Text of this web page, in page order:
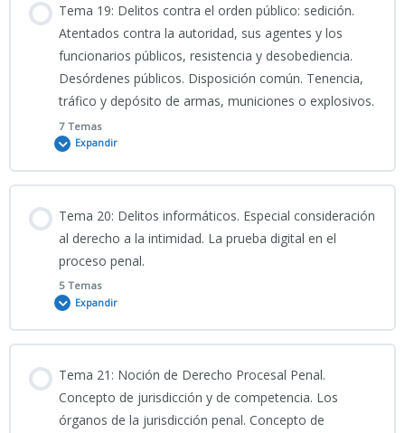
TEMA 16 CNP
Test Tema 16 CNP (I)_PARTE I: Conceptos fundamentales y
estructura del tema
Test Tema 16 CNP (II)_PARTE II: Contenidos específicos y
referencias normativas
Test Tema 16 CNP (III)_PARTE III: Enfoque temático especifico
(Crímenes sexuales y trata)
17-PRESENTACIÓN-
Derecho_Penal_Delitos_Contra_las_Personas_y_la_Libertad_Sexual_
PORTADA 17
0% COMPLETADO 0/6 Pasos
Clase grabada_21_04_2026_TEMA 18 CNP
PORTADA 18
18-INFO-
TEMA 18 CNP_2026_. Delitos contra el patrimonio y el orden
socioeconómico. Hurto, robo. Robo y hurto de uso de
vehículos.
18-PRESENTACIÓN-
Delitos_Patrimonio_y_Orden_Socioeconómico
Tema 19: Delitos contra el orden público: sedición.
Atentados contra la autoridad, sus agentes y los
funcionarios públicos, resistencia y desobediencia.
Desórdenes públicos. Disposición común. Tenencia,
tráfico y depósito de armas, municiones o explosivos.
7 Temas
Expandir
0% COMPLETADO 0/7 Pasos
22_04_2026_Clase Tema 19 CIENCIAS JURÍDICAS
19-INFO
Tema 20: Delitos informáticos. Especial consideración
al derecho a la intimidad. La prueba digital en el
proceso penal.
5 Temas
Expandir
0% COMPLETADO 0/5 Pasos
Tema 21: Noción de Derecho Procesal Penal.
Concepto de jurisdicción y de competencia. Los
órganos de la jurisdicción penal. Concepto de